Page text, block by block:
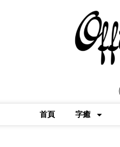
首頁 字癒